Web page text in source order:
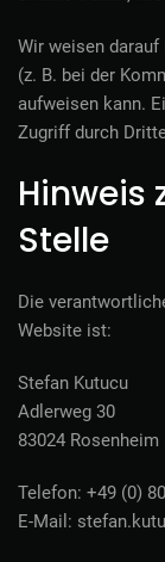
Wir weisen
(z. B. bei der
aufweisen kann.
Zugriff durch
Hinweis
Stelle
Die
Website ist:
Stefan Kutucu
Adlerweg 30
83024 Rosenheim
Telefon: +49 (0)
E-Mail: